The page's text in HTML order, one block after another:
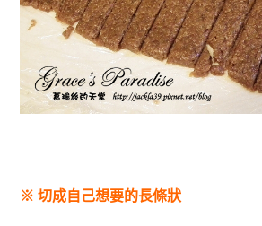
※ 切成自己想要的長條狀